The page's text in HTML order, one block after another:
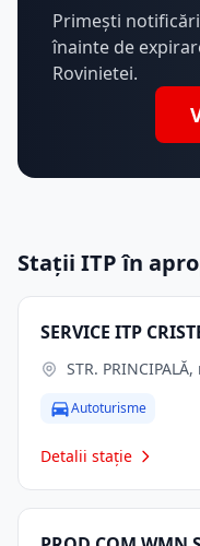
Primești
înainte de
Rovinietei.
Stații ITP în
SERVICE ITP
STR.
Autoturisme
Detalii stație